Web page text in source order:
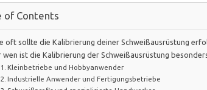
of Contents
oft sollte die Kalibrierung deiner Schweißausrüstung
wen ist die Kalibrierung der Schweißausrüstung
Kleinbetriebe und Hobbyanwender
Industrielle Anwender und Fertigungsbetriebe